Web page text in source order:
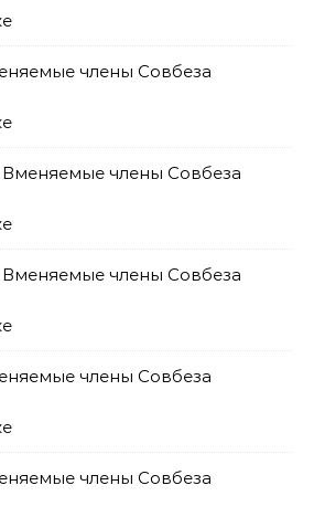
члены Совбеза
Вменяемые члены Совбеза
Вменяемые члены Совбеза
члены Совбеза
члены Совбеза